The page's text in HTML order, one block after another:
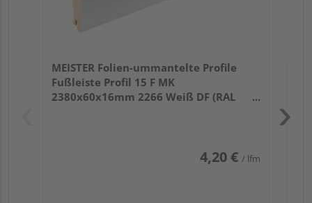
MEISTER Folien-ummantelte Profile
Fußleiste Profil 15 F MK
2380x60x16mm 2266 Weiß DF (RAL
4,20 € / lfm